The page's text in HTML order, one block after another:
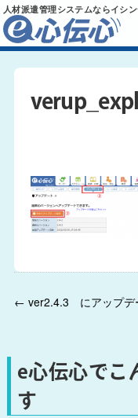
人材派遣管理システムならイシ
e心伝心でこ
す